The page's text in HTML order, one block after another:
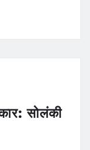
सोलंकी